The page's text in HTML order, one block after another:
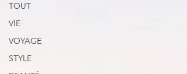
TOUT
VIE
VOYAGE
STYLE